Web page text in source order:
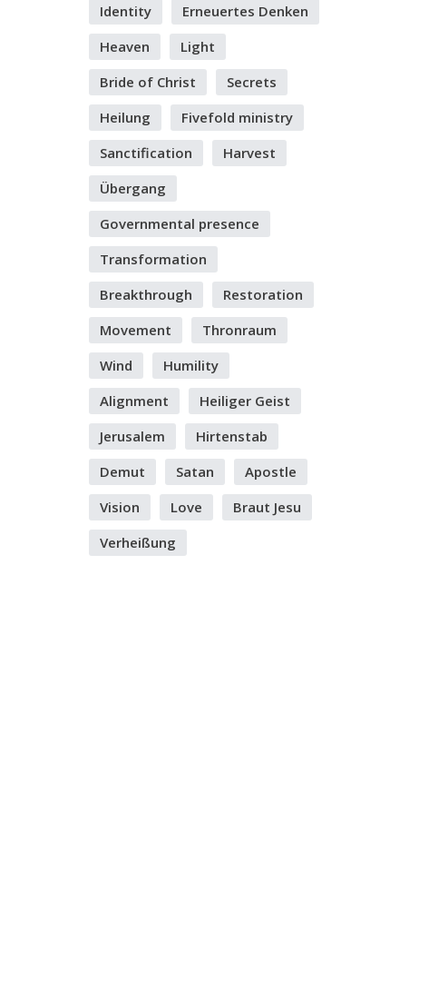
Identity
Erneuertes Denken
Heaven
Light
Bride of Christ
Secrets
Heilung
Fivefold ministry
Sanctification
Harvest
Übergang
Governmental presence
Transformation
Breakthrough
Restoration
Movement
Thronraum
Wind
Humility
Alignment
Heiliger Geist
Jerusalem
Hirtenstab
Demut
Satan
Apostle
Vision
Love
Braut Jesu
Verheißung